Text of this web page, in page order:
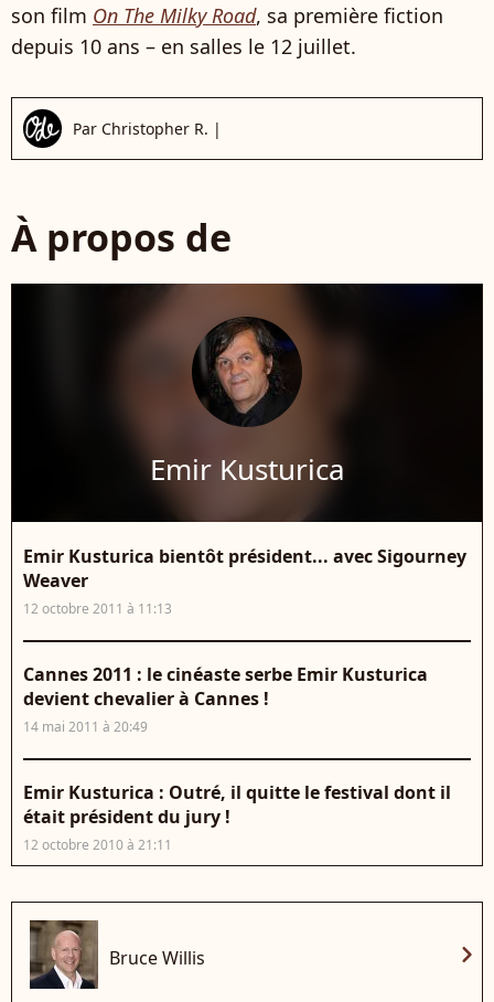
son film On The Milky Road, sa première fiction
depuis 10 ans – en salles le 12 juillet.
Par Christopher R. |
À propos de
Emir Kusturica
Emir Kusturica bientôt président... avec Sigourney
Weaver
12 octobre 2011 à 11:13
Cannes 2011 : le cinéaste serbe Emir Kusturica
devient chevalier à Cannes !
14 mai 2011 à 20:49
Emir Kusturica : Outré, il quitte le festival dont il
était président du jury !
12 octobre 2010 à 21:11
Bruce Willis chevron_right